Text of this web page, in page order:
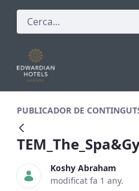
PUBLICADOR DE
Koshy Abraham
modificat fa 1 any.